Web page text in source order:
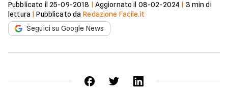
Pubblicato il 25-09-2018 Aggiornato il 08-02-2024 3 min di
lettura |Pubblicato da Redazione Facile.it
Seguici su Google News